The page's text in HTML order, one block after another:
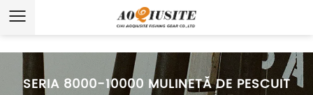
SERIA 8000-10000 MULINETĂ DE PESCUIT